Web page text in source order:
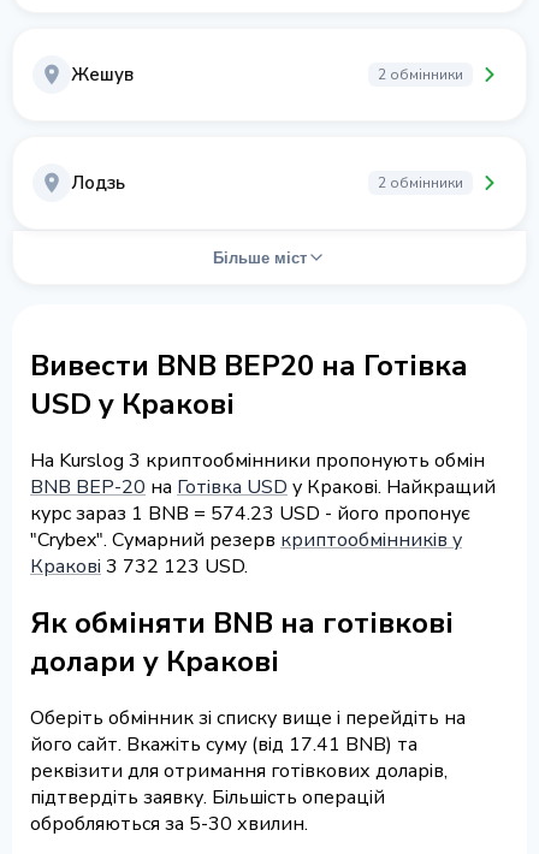
Жешув 2 обмінники
Лодзь 2 обмінники
Більше міст
Вивести BNB BEP20 на Готівка
USD у Кракові
На Kurslog 3 криптообмінники пропонують обмін
BNB BEP-20 на Готівка USD у Кракові. Найкращий
курс зараз 1 BNB = 574.23 USD - його пропонує
"Crybex". Сумарний резерв криптообмінників у
Кракові 3 732 123 USD.
Як обміняти BNB на готівкові
долари у Кракові
Оберіть обмінник зі списку вище і перейдіть на
його сайт. Вкажіть суму (від 17.41 BNB) та
реквізити для отримання готівкових доларів,
підтвердіть заявку. Більшість операцій
обробляються за 5-30 хвилин.